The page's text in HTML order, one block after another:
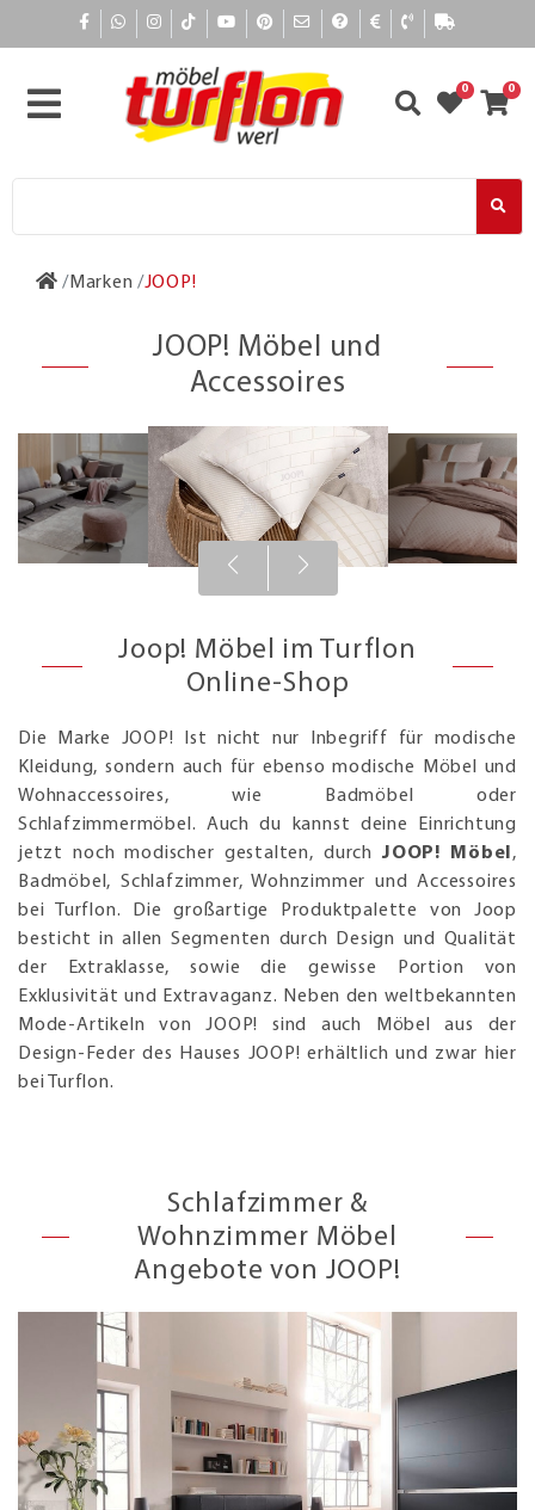
0 0
Marken JOOP!
JOOP! Möbel und
Accessoires
Joop! Möbel im Turflon
Online-Shop
Die Marke JOOP! Ist nicht nur Inbegriff für modische
Kleidung, sondern auch für ebenso modische Möbel und
Wohnaccessoires, wie Badmöbel oder
Schlafzimmermöbel. Auch du kannst deine Einrichtung
jetzt noch modischer gestalten, durchJOOP! Möbel ,
Badmöbel, Schlafzimmer, Wohnzimmer und Accessoires
bei Turflon. Die großartige Produktpalette von Joop
besticht in allen Segmenten durch Design und Qualität
der Extraklasse, sowie die gewisse Portion von
Exklusivität und Extravaganz. Neben den weltbekannten
Mode-Artikeln von JOOP! sind auch Möbel aus der
Design-Feder des Hauses JOOP! erhältlich und zwar hier
bei Turflon.
Schlafzimmer &
Wohnzimmer Möbel
Angebote von JOOP!